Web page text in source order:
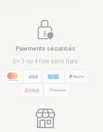
Paiements sécurisés
En 3 ou 4 fois sans frais